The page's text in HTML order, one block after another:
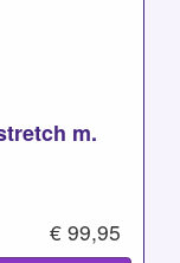
m.
€ 99,95